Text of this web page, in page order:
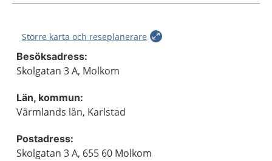
Större karta och reseplanerare
Besöksadress:
Skolgatan 3 A, Molkom
Län, kommun:
Värmlands län, Karlstad
Postadress:
Skolgatan 3 A, 655 60 Molkom